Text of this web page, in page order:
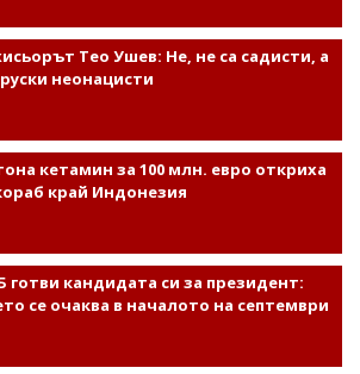
Тео Ушев: Не, не са садисти, а
неонацисти
кетамин за 100 млн. евро откриха
край Индонезия
готви кандидата си за президент:
се очаква в началото на септември